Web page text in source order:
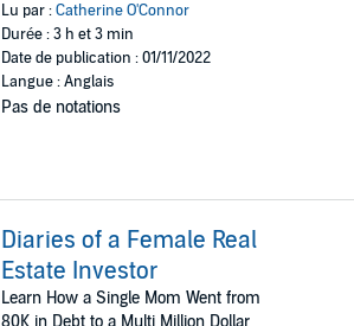
Lu par :Catherine O'Connor
Durée : 3 h et 3 min
Date de publication : 01/11/2022
Langue : Anglais
Pas de notations
Diaries of a Female Real
Estate Investor
Learn How a Single Mom Went from